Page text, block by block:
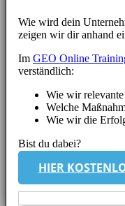
Wie wird dein
zeigen wir dir anhand
Im GEO Online
verständlich:
Wie wir
Welche
Wie wir die
Bist du dabei?
HIER